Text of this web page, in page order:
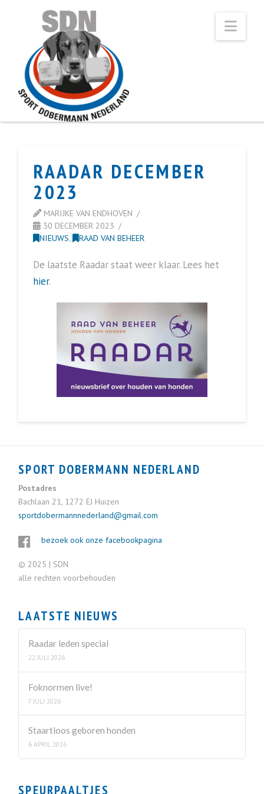
RAADAR DECEMBER
2023
MARIJKE VAN ENDHOVEN
30 DECEMBER 2023
NIEUWS, RAAD VAN BEHEER
De laatste Raadar staat weer klaar. Lees het
hier.
SPORT DOBERMANN NEDERLAND
Postadres
Bachlaan 21, 1272 EJ Huizen
sportdobermannnederland@gmail.com
bezoek ook onze facebookpagina
© 2025 | SDN
alle rechten voorbehouden
LAATSTE NIEUWS
Raadar leden special
22 JULI 2026
Foknormen live!
7 JULI 2026
Staartloos geboren honden
6 APRIL 2026
SPEURPAALTJES